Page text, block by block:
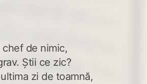
de nimic,
Știi ce zic?
zi de toamnă,